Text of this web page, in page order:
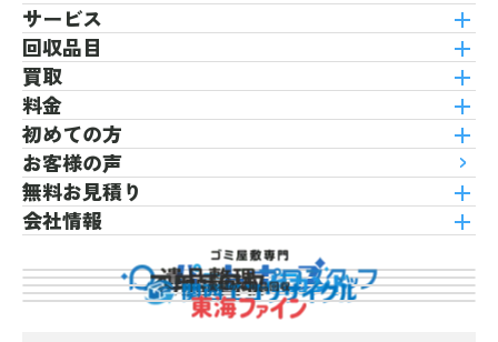
サービス
回収品目
買取
料金
初めての方
お客様の声
無料お見積り
会社情報